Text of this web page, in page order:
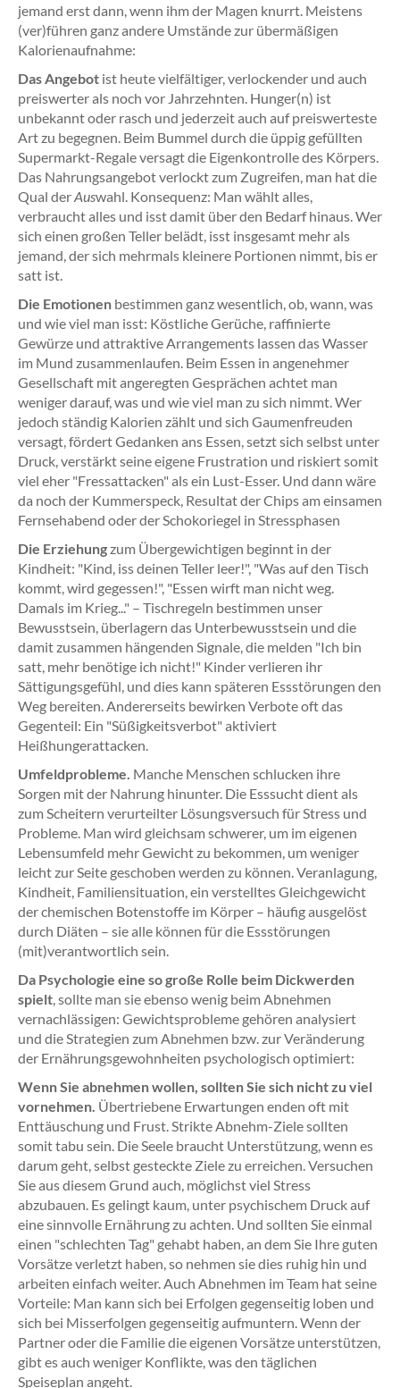
jemand erst dann, wenn ihm der Magen knurrt. Meistens
(ver)führen ganz andere Umstände zur übermäßigen
Kalorienaufnahme:
Das Angebot ist heute vielfältiger, verlockender und auch
preiswerter als noch vor Jahrzehnten. Hunger(n) ist
unbekannt oder rasch und jederzeit auch auf preiswerteste
Art zu begegnen. Beim Bummel durch die üppig gefüllten
Supermarkt-Regale versagt die Eigenkontrolle des Körpers.
Das Nahrungsangebot verlockt zum Zugreifen, man hat die
Qual derAuswahl. Konsequenz: Man wählt alles,
verbraucht alles und isst damit über den Bedarf hinaus. Wer
sich einen großen Teller belädt, isst insgesamt mehr als
jemand, der sich mehrmals kleinere Portionen nimmt, bis er
satt ist.
Die Emotionen bestimmen ganz wesentlich, ob, wann, was
und wie viel man isst: Köstliche Gerüche, raffinierte
Gewürze und attraktive Arrangements lassen das Wasser
im Mund zusammenlaufen. Beim Essen in angenehmer
Gesellschaft mit angeregten Gesprächen achtet man
weniger darauf, was und wie viel man zu sich nimmt. Wer
jedoch ständig Kalorien zählt und sich Gaumenfreuden
versagt, fördert Gedanken ans Essen, setzt sich selbst unter
Druck, verstärkt seine eigene Frustration und riskiert somit
viel eher "Fressattacken" als ein Lust-Esser. Und dann wäre
da noch der Kummerspeck, Resultat der Chips am einsamen
Fernsehabend oder der Schokoriegel in Stressphasen
Die Erziehungzum Übergewichtigen beginnt in der
Kindheit: "Kind, iss deinen Teller leer!", "Was auf den Tisch
kommt, wird gegessen!", "Essen wirft man nicht weg.
Damals im Krieg..." – Tischregeln bestimmen unser
Bewusstsein, überlagern das Unterbewusstsein und die
damit zusammen hängenden Signale, die melden "Ich bin
satt, mehr benötige ich nicht!" Kinder verlieren ihr
Sättigungsgefühl, und dies kann späteren Essstörungen den
Weg bereiten. Andererseits bewirken Verbote oft das
Gegenteil: Ein "Süßigkeitsverbot" aktiviert
Heißhungerattacken.
Umfeldprobleme. Manche Menschen schlucken ihre
Sorgen mit der Nahrung hinunter. Die Esssucht dient als
zum Scheitern verurteilter Lösungsversuch für Stress und
Probleme. Man wird gleichsam schwerer, um im eigenen
Lebensumfeld mehr Gewicht zu bekommen, um weniger
leicht zur Seite geschoben werden zu können. Veranlagung,
Kindheit, Familiensituation, ein verstelltes Gleichgewicht
der chemischen Botenstoffe im Körper – häufig ausgelöst
durch Diäten – sie alle können für die Essstörungen
(mit)verantwortlich sein.
Da Psychologie eine so große Rolle beim Dickwerden
spielt, sollte man sie ebenso wenig beim Abnehmen
vernachlässigen: Gewichtsprobleme gehören analysiert
und die Strategien zum Abnehmen bzw. zur Veränderung
der Ernährungsgewohnheiten psychologisch optimiert:
Wenn Sie abnehmen wollen, sollten Sie sich nicht zu viel
vornehmen. Übertriebene Erwartungen enden oft mit
Enttäuschung und Frust. Strikte Abnehm-Ziele sollten
somit tabu sein. Die Seele braucht Unterstützung, wenn es
darum geht, selbst gesteckte Ziele zu erreichen. Versuchen
Sie aus diesem Grund auch, möglichst viel Stress
abzubauen. Es gelingt kaum, unter psychischem Druck auf
eine sinnvolle Ernährung zu achten. Und sollten Sie einmal
einen "schlechten Tag" gehabt haben, an dem Sie Ihre guten
Vorsätze verletzt haben, so nehmen sie dies ruhig hin und
arbeiten einfach weiter. Auch Abnehmen im Team hat seine
Vorteile: Man kann sich bei Erfolgen gegenseitig loben und
sich bei Misserfolgen gegenseitig aufmuntern. Wenn der
Partner oder die Familie die eigenen Vorsätze unterstützen,
gibt es auch weniger Konflikte, was den täglichen
Speiseplan angeht.